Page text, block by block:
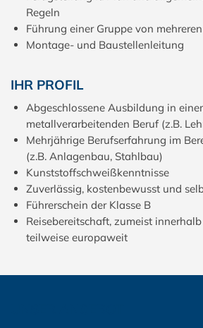
Regeln
Führung einer Gruppe von
Montage- und Baustellenleitung
IHR PROFIL
Abgeschlossene Ausbildung in
metallverarbeitenden Beruf (z.B.
Mehrjährige Berufserfahrung im
(z.B. Anlagenbau, Stahlbau)
Kunststoffschweißkenntnisse
Zuverlässig, kostenbewusst und
Führerschein der Klasse B
Reisebereitschaft, zumeist
teilweise europaweit